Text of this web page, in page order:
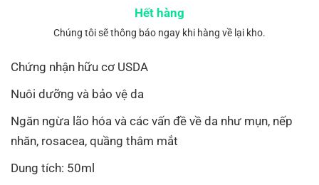
Hết hàng
Chúng tôi sẽ thông báo ngay khi hàng về lại kho.
Chứng nhận hữu cơ USDA
Nuôi dưỡng và bảo vệ da
Ngăn ngừa lão hóa và các vấn đề về da như mụn, nếp
nhăn, rosacea, quầng thâm mắt
Dung tích: 50ml